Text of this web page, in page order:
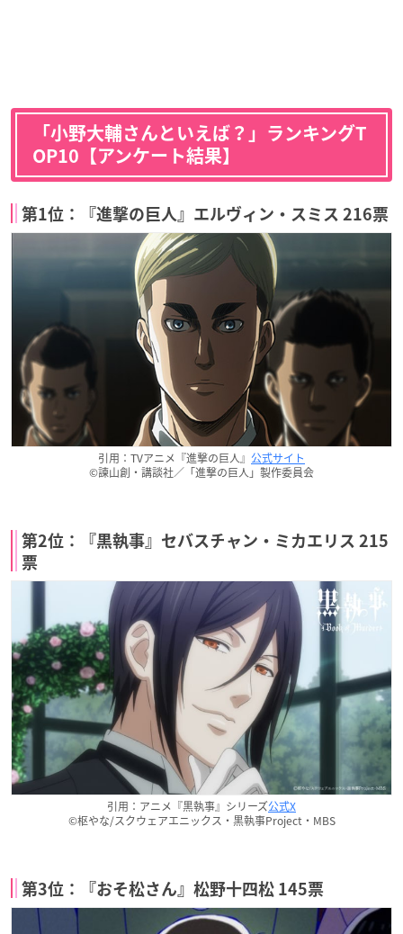
「小野大輔さんといえば？」ランキングT
OP10【アンケート結果】
第1位：『進撃の巨人』エルヴィン・スミス 216票
引用：TVアニメ『進撃の巨人』 公式サイト
©諫山創・講談社／「進撃の巨人」製作委員会
第2位：『黒執事』セバスチャン・ミカエリス 215
票
引用：アニメ『黒執事』シリーズ公式X
©枢やな/スクウェアエニックス・黒執事Project・MBS
第3位：『おそ松さん』松野十四松 145票